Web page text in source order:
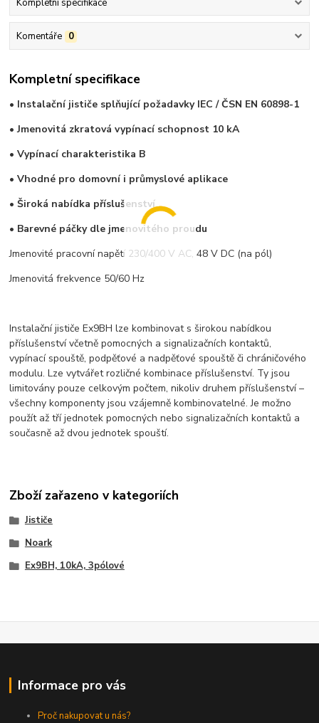
Komentáře 0
Kompletní specifikace
• Instalační jističe splňující požadavky IEC / ČSN EN 60898-1
• Jmenovitá zkratová vypínací schopnost 10 kA
• Vypínací charakteristika B
• Vhodné pro domovní i průmyslové aplikace
• Široká nabídka příslušenství
• Barevné páčky dle jmenovitého proudu
Jmenovité pracovní napětí 230/400 V AC, 48 V DC (na pól)
Jmenovitá frekvence 50/60 Hz
Instalační jističe Ex9BH lze kombinovat s širokou nabídkou
příslušenství včetně pomocných a signalizačních kontaktů,
vypínací spouště, podpěťové a nadpěťové spouště či chráničového
modulu. Lze vytvářet rozličné kombinace příslušenství. Ty jsou
limitovány pouze celkovým počtem, nikoliv druhem příslušenství –
všechny komponenty jsou vzájemně kombinovatelné. Je možno
použít až tří jednotek pomocných nebo signalizačních kontaktů a
současně až dvou jednotek spouští.
Zboží zařazeno v kategoriích
Jističe
Noark
Ex9BH, 10kA, 3pólové
Informace pro vás
Proč nakupovat u nás?